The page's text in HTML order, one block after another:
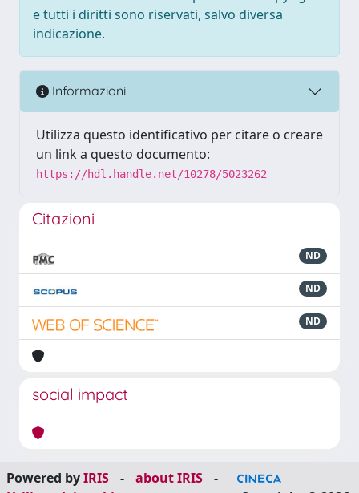
e tutti i diritti sono riservati, salvo diversa
indicazione.
Informazioni
Utilizza questo identificativo per citare o creare
un link a questo documento:
https://hdl.handle.net/10278/5023262
Citazioni
ND
ND
ND
social impact
Powered byIRIS - about IRIS
-